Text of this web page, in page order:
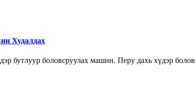
Худалдах
бутлуур боловсруулах машин. Перу дахь хүдэр